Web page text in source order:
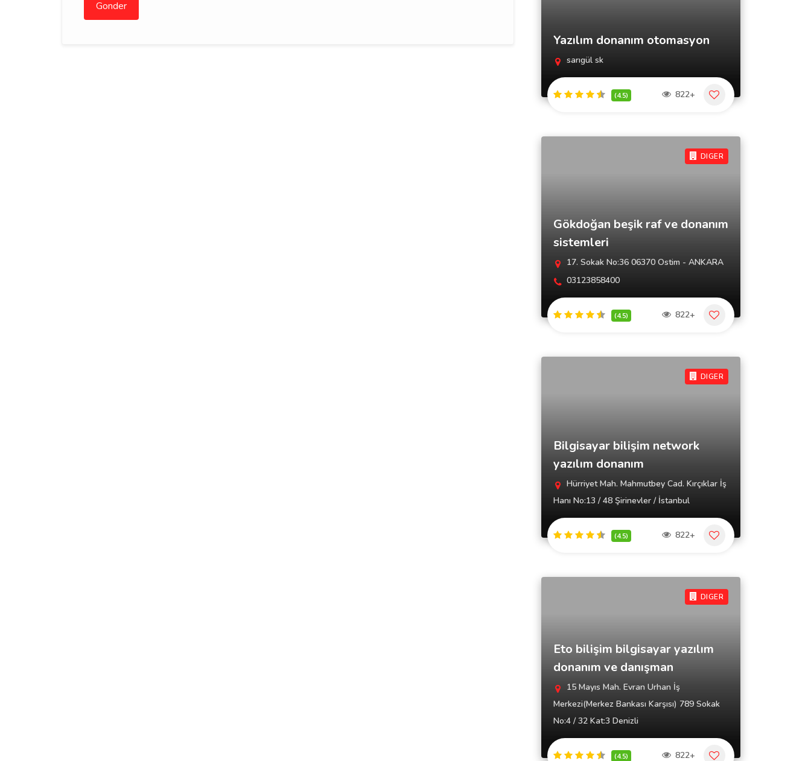
Gonder
Yazılım donanım otomasyon
sarıgül sk
(4.5) 822+
DIGER
Gökdoğan beşik raf ve donanım
sistemleri
17. Sokak No:36 06370 Ostim - ANKARA
03123858400
(4.5) 822+
DIGER
Bilgisayar bilişim network
yazılım donanım
Hürriyet Mah. Mahmutbey Cad. Kırçıklar İş
Hanı No:13 / 48 Şirinevler / İstanbul
(4.5) 822+
DIGER
Eto bilişim bilgisayar yazılım
donanım ve danışman
15 Mayıs Mah. Evran Urhan İş
Merkezi(Merkez Bankası Karşısı) 789 Sokak
No:4 / 32 Kat:3 Denizli
(4.5) 822+